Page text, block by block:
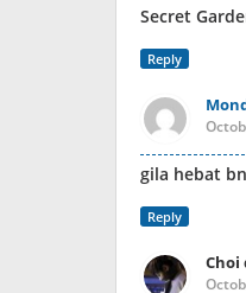
Secret
Reply
gila hebat
Reply
Choi